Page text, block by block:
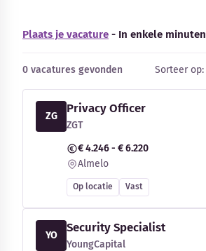
Plaats je vacature - In enkele minuten
0 vacatures gevonden Sorteer op:
ZG
Privacy Officer
ZGT
€ 4.246 - € 6.220
Almelo
Op locatie Vast
YO
Security Specialist
YoungCapital